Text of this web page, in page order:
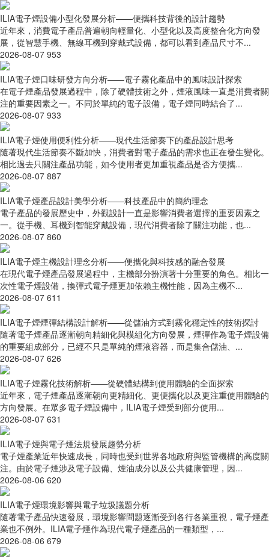
ILIA電子煙設備小型化發展分析——便攜科技背後的設計趨勢
近年來，消費電子產品普遍朝向輕量化、小型化以及高度整合化方向發
展，從智慧手機、無線耳機到穿戴式設備，都可以看到產品尺寸不...
2026-08-07 953
ILIA電子煙口味研發方向分析——電子霧化產品中的風味設計探索
在電子煙產品發展過程中，除了硬體技術之外，煙液風味一直是消費者關
注的重要因素之一。不同於單純的電子設備，電子煙同時結合了...
2026-08-07 933
ILIA電子煙使用便利性分析——現代生活節奏下的產品設計思考
隨著現代生活節奏不斷加快，消費者對電子產品的需求也正在發生變化。
相比過去只關注產品功能，如今使用者更加重視產品是否方便攜...
2026-08-07 887
ILIA電子煙產品設計美學分析——科技產品中的簡約理念
電子產品的發展歷史中，外觀設計一直是影響消費者選擇的重要因素之
一。從手機、耳機到智能穿戴設備，現代消費者除了關注功能，也...
2026-08-07 860
ILIA電子煙主機設計理念分析——便攜化與科技感的融合發展
在現代電子煙產品發展過程中，主機部分扮演著十分重要的角色。相比一
次性電子煙設備，換彈式電子煙更加依賴主機性能，因為主機不...
2026-08-07 611
ILIA電子煙煙彈結構設計解析——從儲油方式到霧化穩定性的技術探討
隨著電子煙產品逐漸朝向精細化與模組化方向發展，煙彈作為電子煙設備
的重要組成部分，已經不只是單純的煙液容器，而是集合儲油、...
2026-08-07 626
ILIA電子煙霧化技術解析——從硬體結構到使用體驗的全面探索
近年來，電子煙產品逐漸朝向更精細化、更便攜化以及更注重使用體驗的
方向發展。在眾多電子煙設備中，ILIA電子煙受到部分使用...
2026-08-07 631
ILIA電子煙與電子煙法規發展趨勢分析
電子煙產業近年快速成長，同時也受到世界各地政府與監管機構的高度關
注。由於電子煙涉及電子設備、煙油成分以及公共健康管理，因...
2026-08-06 620
ILIA電子煙環境影響與電子垃圾議題分析
隨著電子產品快速發展，環境影響問題逐漸受到各行各業重視，電子煙產
業也不例外。ILIA電子煙作為現代電子煙產品的一種類型，...
2026-08-06 679